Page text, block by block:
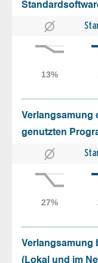
Verlangsamung
genutzten
Verlangsamung
(Lokal und im